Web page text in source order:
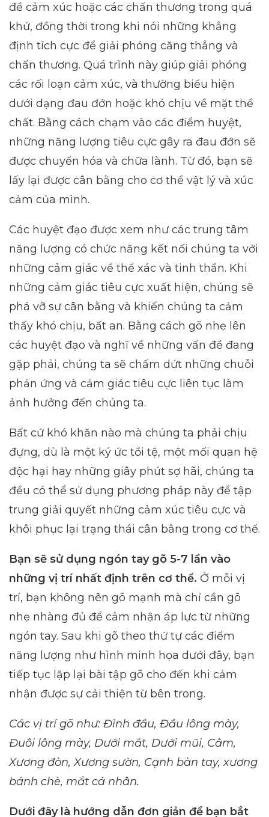
đề cảm xúc hoặc các chấn thương trong quá
khứ, đồng thời trong khi nói những khẳng
định tích cực để giải phóng căng thẳng và
chấn thương. Quá trình này giúp giải phóng
các rối loạn cảm xúc, và thường biểu hiện
dưới dạng đau đớn hoặc khó chịu về mặt thể
chất. Bằng cách chạm vào các điểm huyệt,
những năng lượng tiêu cực gây ra đau đớn sẽ
được chuyển hóa và chữa lành. Từ đó, bạn sẽ
lấy lại được cân bằng cho cơ thể vật lý và xúc
cảm của mình.
Các huyệt đạo được xem như các trung tâm
năng lượng có chức năng kết nối chúng ta với
những cảm giác về thể xác và tinh thần. Khi
những cảm giác tiêu cực xuất hiện, chúng sẽ
phá vỡ sự cân bằng và khiến chúng ta cảm
thấy khó chịu, bất an. Bằng cách gõ nhẹ lên
các huyệt đạo và nghĩ về những vấn đề đang
gặp phải, chúng ta sẽ chấm dứt những chuỗi
phản ứng và cảm giác tiêu cực liên tục làm
ảnh hưởng đến chúng ta.
Bất cứ khó khăn nào mà chúng ta phải chịu
đựng, dù là một ký ức tồi tệ, một mối quan hệ
độc hại hay những giây phút sợ hãi, chúng ta
đều có thể sử dụng phương pháp này để tập
trung giải quyết những cảm xúc tiêu cực và
khôi phục lại trạng thái cân bằng trong cơ thể.
Bạn sẽ sử dụng ngón tay gõ 5-7 lần vào
những vị trí nhất định trên cơ thể. Ở mỗi vị
trí, bạn không nên gõ mạnh mà chỉ cần gõ
nhẹ nhàng đủ để cảm nhận áp lực từ những
ngón tay. Sau khi gõ theo thứ tự các điểm
năng lượng như hình minh họa dưới đây, bạn
tiếp tục lặp lại bài tập gõ cho đến khi cảm
nhận được sự cải thiện từ bên trong.
Các vị trí gõ như: Đỉnh đầu, Đầu lông mày,
Đuôi lông mày, Dưới mắt, Dưới mũi, Cằm,
Xương đòn, Xương sườn, Cạnh bàn tay, xương
bánh chè, mắt cá nhân.
Dưới đây là hướng dẫn đơn giản để bạn bắt